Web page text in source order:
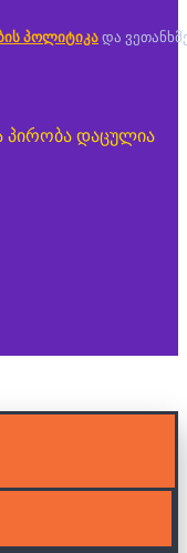
პოლიტიკა და
პირობა დაცულია